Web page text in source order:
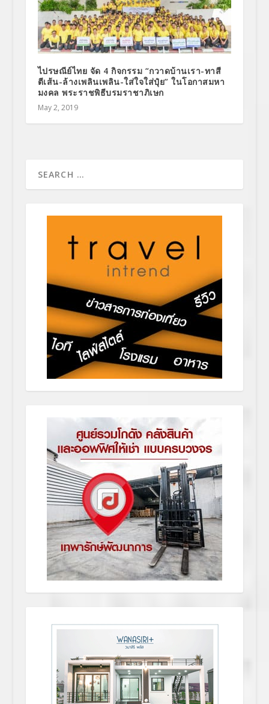
ไปรษณีย์ไทย จัด 4 กิจกรรม “กวาดบ้านเรา-ทาสี
ตีเส้น-ล้างเพลินเพลิน-ใส่ใจใส่ปุ๋ย” ในโอกาสมหา
มงคล พระราชพิธีบรมราชาภิเษก
May 2, 2019